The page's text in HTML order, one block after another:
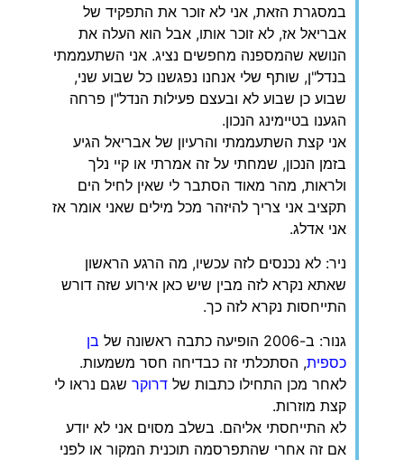
במסגרת הזאת, אני לא זוכר את התפקיד של
אבריאל אז, לא זוכר אותו, אבל הוא העלה את
הנושא שהמספנה מחפשים נציג. אני השתעממתי
בנדל"ן, שותף שלי אנחנו נפגשנו כל שבוע שני,
שבוע כן שבוע לא ובעצם פעילות הנדל"ן פרחה
הגענו בטיימינג הנכון.
אני קצת השתעממתי והרעיון של אבריאל הגיע
בזמן הנכון, שמחתי על זה אמרתי או קיי נלך
ולראות, מהר מאוד הסתבר לי שאין לחיל הים
תקציב אני צריך להיזהר מכל מילים שאני אומר אז
אני אדלג.
ניר: לא נכנסים לזה עכשיו, מה הרגע הראשון
שאתא נקרא לזה מבין שיש כאן אירוע שזה דורש
התייחסות נקרא לזה כך.
גנור: ב-2006 הופיעה כתבה ראשונה של
בן
כספית, הסתכלתי זה כבדיחה חסר משמעות.
לאחר מכן התחילו כתבות של דרוקר שגם נראו לי
קצת מוזרות.
לא התייחסתי אליהם. בשלב מסוים אני לא יודע
אם זה אחרי שהתפרסמה תוכנית המקור או לפני